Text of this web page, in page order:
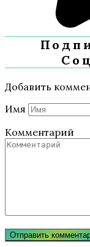
Добавить
Имя
Комментарий